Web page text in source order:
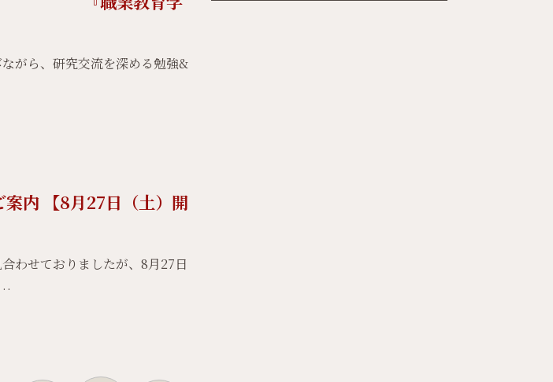
がら、研究交流を深める勉強&
内 【8月27日（土）開
わせておりましたが、8月27日